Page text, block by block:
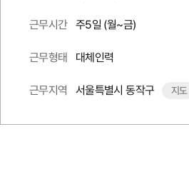
근무시간 주5일 (월~금)
근무형태 대체인력
근무지역 서울특별시 동작구 지도